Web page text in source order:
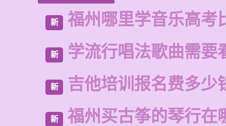
新 福州哪里学音乐高考
新 学流行唱法歌曲需要
新 吉他培训报名费多少
新 福州买古筝的琴行在